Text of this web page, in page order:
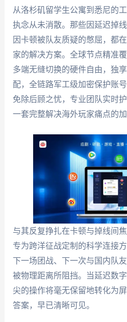
从洛杉矶留学生公寓到悉尼的
执念从未消散。那些因延迟掉
因卡顿被队友质疑的憋屈，都
家的解决方案。全球节点精准
多端无缝切换的硬件自由，独
配，全链路军工级加密保护账
免除后顾之忧，专业团队实时
一套完整解决海外玩家痛点的加
与其反复挣扎在卡顿与掉线间
专为跨洋征战定制的科学连接
下一场团战、下一次与国内队
被物理距离所阻挡。当延迟数
尖的操作将毫无保留地转化为
答案，早已清晰可见。